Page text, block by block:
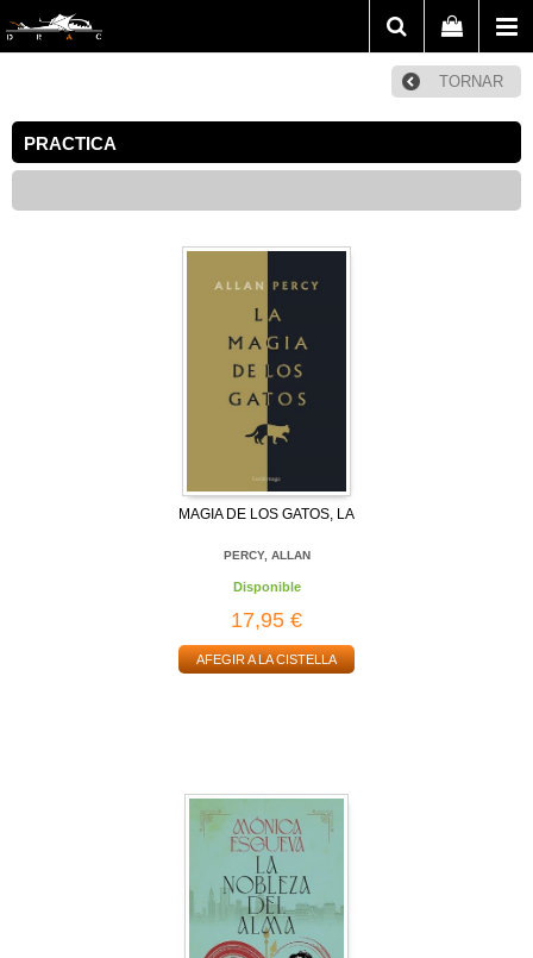
TORNAR
PRACTICA
MAGIA DE LOS GATOS, LA
PERCY, ALLAN
Disponible
17,95 €
AFEGIR A LA CISTELLA